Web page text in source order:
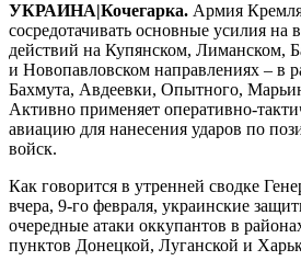
УКРАИНА|Кочегарка. Армия
сосредотачивать основные усилия на
действий на Купянском, Лиманском,
и Новопавловском направлениях – в
Бахмута, Авдеевки, Опытного,
Активно применяет оперативно-
авиацию для нанесения ударов по
войск.
Как говорится в утренней сводке
вчера, 9-го февраля, украинские
очередные атаки оккупантов в
пунктов Донецкой, Луганской и